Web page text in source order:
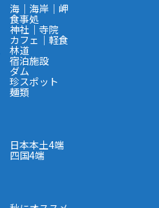
海｜海岸｜岬
食事処
神社｜寺院
カフェ｜軽食
林道
宿泊施設
ダム
珍スポット
麺類
日本本土4端
四国4端